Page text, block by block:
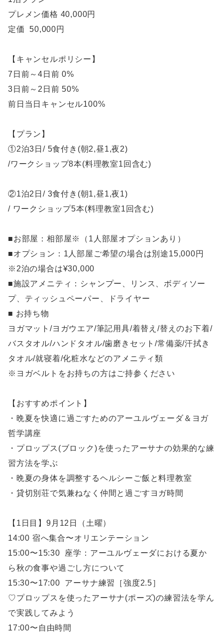
プレメン価格 40,000円
定価 50,000円
【キャンセルポリシー】
7日前～4日前 0%
3日前～2日前 50%
前日当日キャンセル100%
【プラン】
①2泊3日/ 5食付き(朝2,昼1,夜2)
/ワークショップ8本(料理教室1回含む)
②1泊2日/ 3食付き(朝1,昼1,夜1)
/ ワークショップ5本(料理教室1回含む)
■お部屋：相部屋※（1人部屋オプションあり）
■オプション：1人部屋ご希望の場合は別途15,000円
※2泊の場合は¥30,000
■施設アメニティ：シャンプー、リンス、ボディソー
プ、ティッシュペーパー、ドライヤー
■ お持ち物
ヨガマット/ヨガウエア/筆記用具/着替え/替えのお下着/
バスタオル/ハンドタオル/歯磨きセット/常備薬/汗拭き
タオル/就寝着/化粧水などのアメニティ類
※ヨガベルトをお持ちの方はご持参ください
【おすすめポイント】
・晩夏を快適に過ごすためのアーユルヴェーダ＆ヨガ
哲学講座
・プロップス(ブロック)を使ったアーサナの効果的な練
習方法を学ぶ
・晩夏の身体を調整するヘルシーご飯と料理教室
・貸切別荘で気兼ねなく仲間と過ごすヨガ時間
【1日目】9月12日（土曜）
14:00 宿へ集合〜オリエンテーション
15:00〜15:30 座学：アーユルヴェーダにおける夏か
ら秋の食事や過ごし方について
15:30〜17:00 アーサナ練習［強度2.5］
♡プロップスを使ったアーサナ(ポーズ)の練習法を学ん
で実践してみよう
17:00〜自由時間